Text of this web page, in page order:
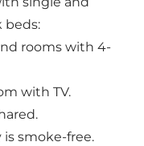
beds:
rooms with 4-
with TV.
is smoke-free.